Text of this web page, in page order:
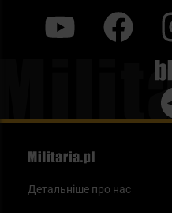
Детальніше про нас